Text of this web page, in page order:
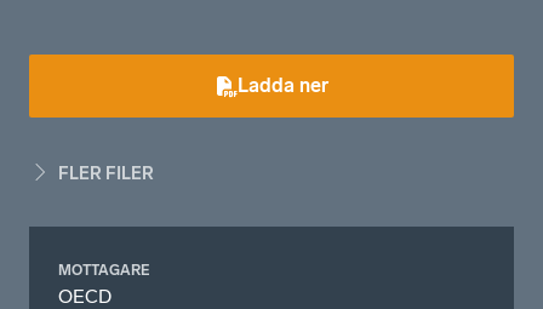
Ladda ner
FLER FILER
MOTTAGARE
OECD